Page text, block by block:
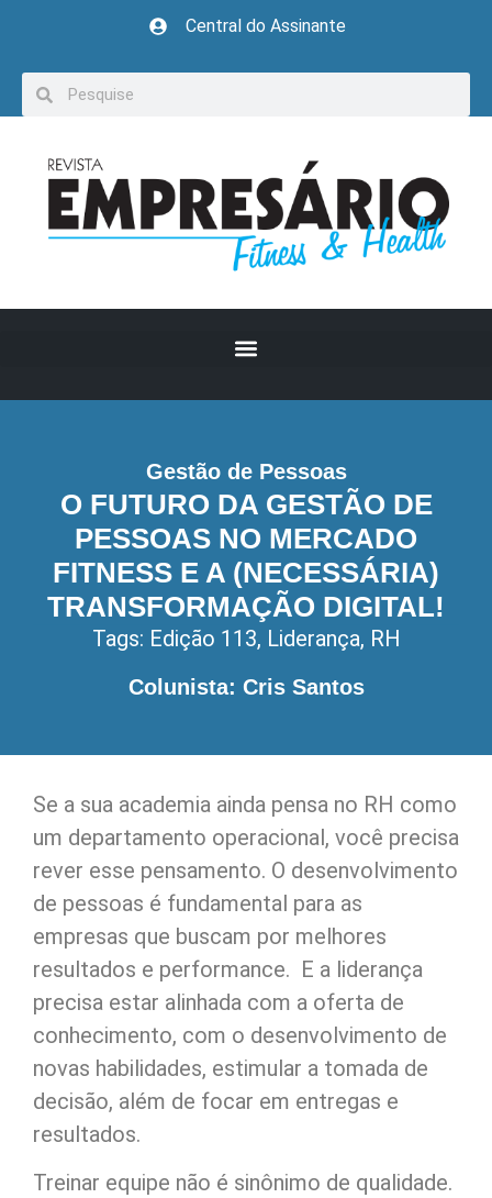
Central do Assinante
Gestão de Pessoas
O FUTURO DA GESTÃO DE
PESSOAS NO MERCADO
FITNESS E A (NECESSÁRIA)
TRANSFORMAÇÃO DIGITAL!
Tags: Edição 113, Liderança, RH
Colunista: Cris Santos
Se a sua academia ainda pensa no RH como
um departamento operacional, você precisa
rever esse pensamento. O desenvolvimento
de pessoas é fundamental para as
empresas que buscam por melhores
resultados e performance. E a liderança
precisa estar alinhada com a oferta de
conhecimento, com o desenvolvimento de
novas habilidades, estimular a tomada de
decisão, além de focar em entregas e
resultados.
Treinar equipe não é sinônimo de qualidade.